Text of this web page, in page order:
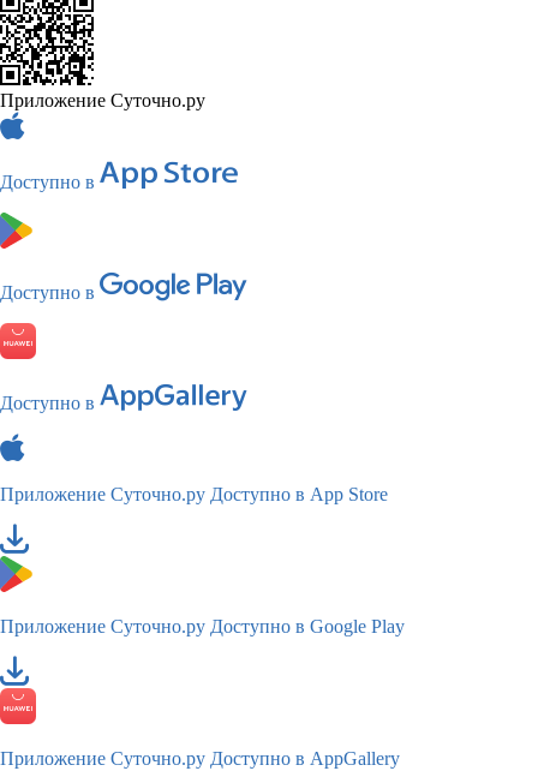
Приложение Суточно.ру
Доступно в
Доступно в
Доступно в
Приложение Суточно.ру Доступно в App Store
Приложение Суточно.ру Доступно в Google Play
Приложение Суточно.ру Доступно в AppGallery